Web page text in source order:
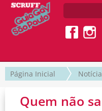
Página Inicial
Quem não